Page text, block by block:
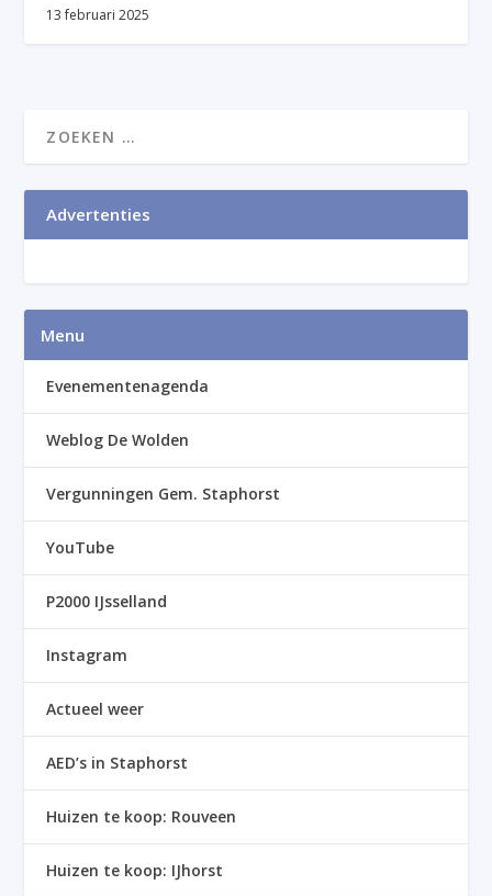
13 februari 2025
Advertenties
Menu
Evenementenagenda
Weblog De Wolden
Vergunningen Gem. Staphorst
YouTube
P2000 IJsselland
Instagram
Actueel weer
AED’s in Staphorst
Huizen te koop: Rouveen
Huizen te koop: IJhorst